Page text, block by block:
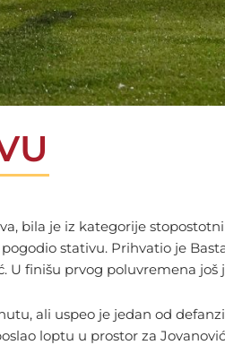
bila je iz kategorije
stativu. Prihvatio je
U finišu prvog poluvremena
ali uspeo je jedan od
loptu u prostor za